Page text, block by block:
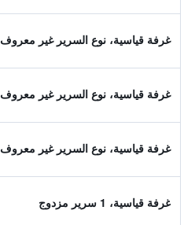
غرفة قياسية، نوع السرير غير معروف
غرفة قياسية، نوع السرير غير معروف
غرفة قياسية، نوع السرير غير معروف
غرفة قياسية، 1 سرير مزدوج